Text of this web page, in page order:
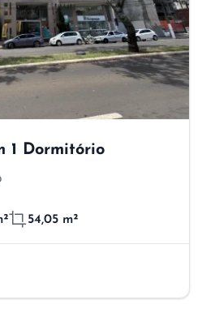
1 Dormitório
54,05 m²